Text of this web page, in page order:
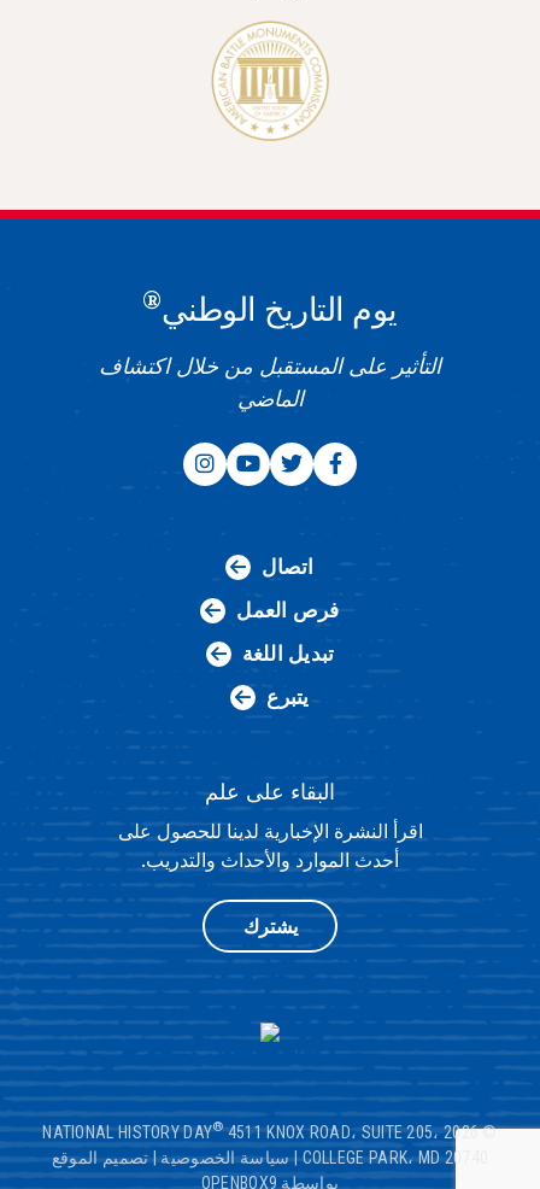
يوم التاريخ الوطني®
التأثير على المستقبل من خلال اكتشاف
الماضي
اتصال
فرص العمل
تبديل اللغة
يتبرع
البقاء على علم
اقرأ النشرة الإخبارية لدينا للحصول على
أحدث الموارد والأحداث والتدريب.
يشترك
© 2026 NATIONAL HISTORY DAY
® 4511 KNOX ROAD، SUITE 205،
COLLEGE PARK، MD 20740|سياسة الخصوصية|تصميم الموقع
بواسطة OPENBOX9